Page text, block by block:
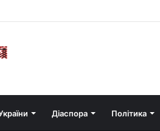
Діаспора Політика